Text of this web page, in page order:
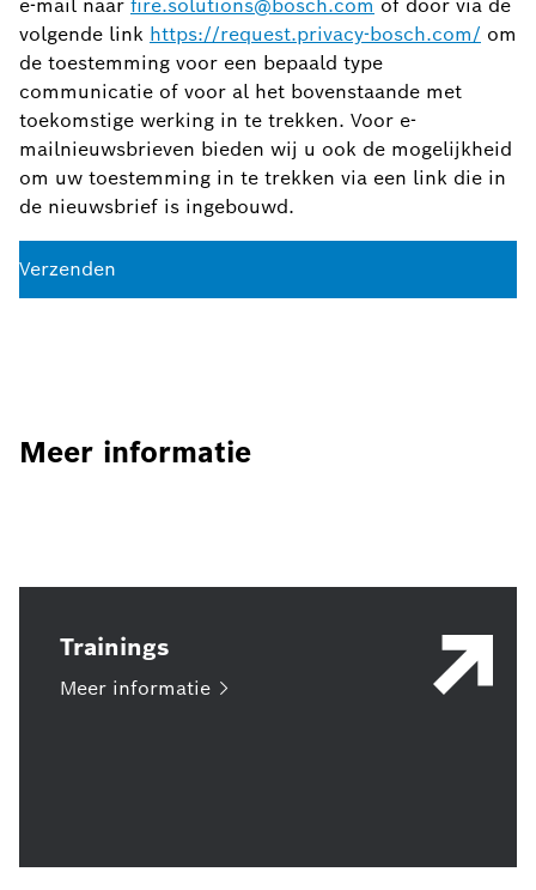
e-mail naar fire.solutions@bosch.com of door via de
volgende link https://request.privacy-bosch.com/ om
de toestemming voor een bepaald type
communicatie of voor al het bovenstaande met
toekomstige werking in te trekken. Voor e-
mailnieuwsbrieven bieden wij u ook de mogelijkheid
om uw toestemming in te trekken via een link die in
de nieuwsbrief is ingebouwd.
Verzenden
Meer informatie
Trainings
Meer informatie